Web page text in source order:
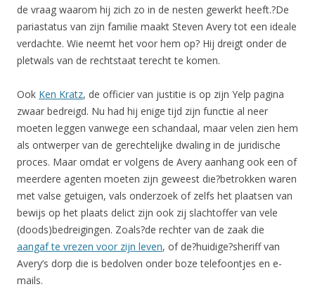
de vraag waarom hij zich zo in de nesten gewerkt heeft.?De
pariastatus van zijn familie maakt Steven Avery tot een ideale
verdachte. Wie neemt het voor hem op? Hij dreigt onder de
pletwals van de rechtstaat terecht te komen.
Ook Ken Kratz, de officier van justitie is op zijn Yelp pagina
zwaar bedreigd. Nu had hij enige tijd zijn functie al neer
moeten leggen vanwege een schandaal, maar velen zien hem
als ontwerper van de gerechtelijke dwaling in de juridische
proces. Maar omdat er volgens de Avery aanhang ook een of
meerdere agenten moeten zijn geweest die?betrokken waren
met valse getuigen, vals onderzoek of zelfs het plaatsen van
bewijs op het plaats delict zijn ook zij slachtoffer van vele
(doods)bedreigingen. Zoals?de rechter van de zaak die
aangaf te vrezen voor zijn leven, of de?huidige?sheriff van
Avery’s dorp die is bedolven onder boze telefoontjes en e-
mails.